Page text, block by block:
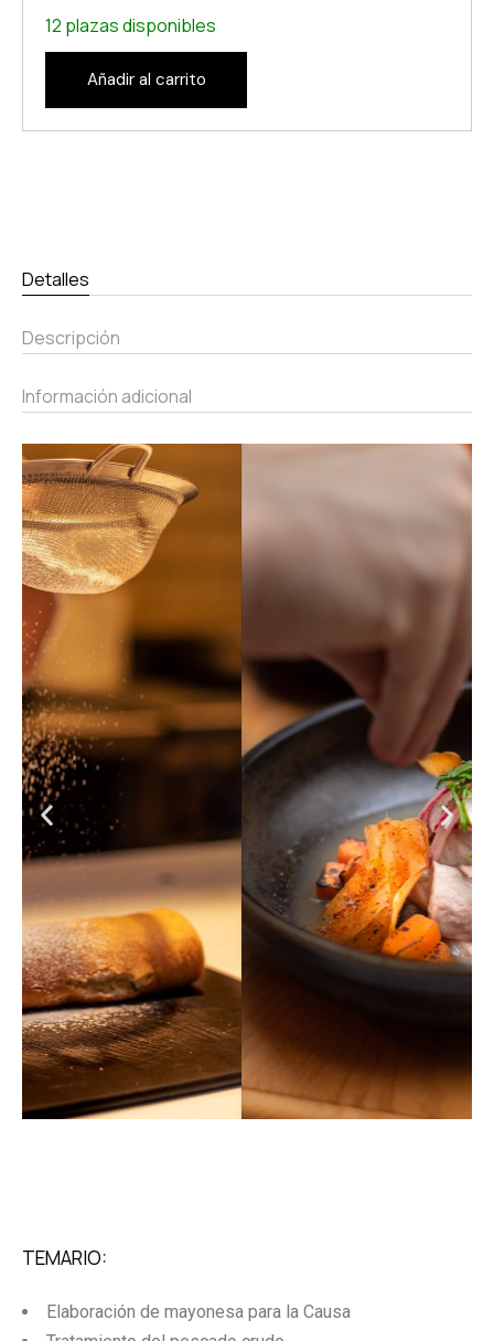
12 plazas disponibles
Añadir al carrito
Detalles
Descripción
Información adicional
TEMARIO:
Elaboración de mayonesa para la Causa